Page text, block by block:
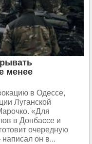
менее
в Одессе,
Луганской
«Для
в Донбассе и
очередную
он в...